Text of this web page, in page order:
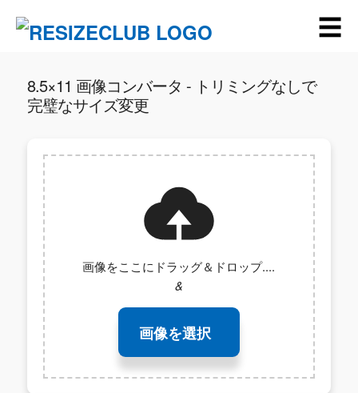
☰
8.5×11 画像コンバータ - トリミングなしで
完璧なサイズ変更
画像をここにドラッグ＆ドロップ....
&
画像を選択